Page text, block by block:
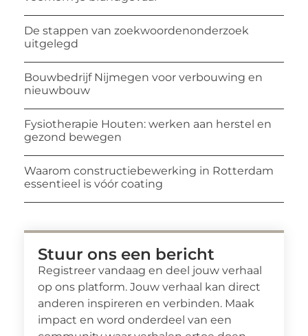
De stappen van zoekwoordenonderzoek
uitgelegd
Bouwbedrijf Nijmegen voor verbouwing en
nieuwbouw
Fysiotherapie Houten: werken aan herstel en
gezond bewegen
Waarom constructiebewerking in Rotterdam
essentieel is vóór coating
Stuur ons een bericht
Registreer vandaag en deel jouw verhaal
op ons platform. Jouw verhaal kan direct
anderen inspireren en verbinden. Maak
impact en word onderdeel van een